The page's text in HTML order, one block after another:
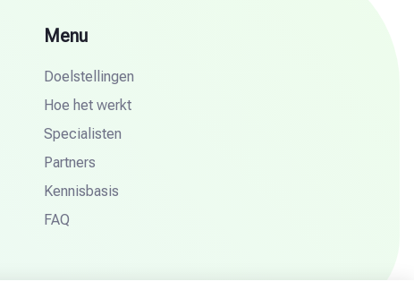
Menu
Doelstellingen
Hoe het werkt
Specialisten
Partners
Kennisbasis
FAQ